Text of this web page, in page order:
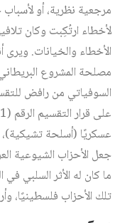
مرجعية نظرية، أو لأسباب
لأخطاء ارتُكِبت وكان
الأخطاء والخيانات. ويرى
مصلحة المشروع
السوفياتي من رافض
عسكريًا (أسلحة تشيكية)،
جعل الأحزاب الشيوعية
ما كان له الأثر السلبي
تلك الأحزاب فلسطينيًا،